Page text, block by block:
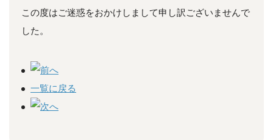
この度はご迷惑をおかけしまして申し訳ございませんで
した。
一覧に戻る